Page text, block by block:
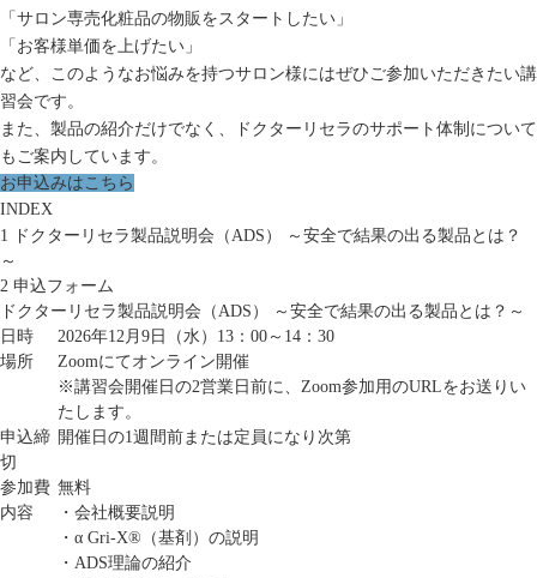
「サロン専売化粧品の物販をスタートしたい」
「お客様単価を上げたい」
など、このようなお悩みを持つサロン様にはぜひご参加いただきたい講
習会です。
また、製品の紹介だけでなく、
ドクターリセラのサポート体制 について
もご案内しています。
お申込みはこちら
INDEX
1 ドクターリセラ製品説明会（ADS） ～安全で結果の出る製品とは？
～
2 申込フォーム
ドクターリセラ製品説明会（ADS） ～安全で結果の出る製品とは？～
日時
2026年12月9日（水）13：00～14：30
場所
Zoomにてオンライン開催
※講習会開催日の2営業日前に、Zoom参加用のURLをお送りい
たします。
申込締
切
開催日の1週間前または定員になり次第
参加費 無料
内容
・会社概要説明
・α Gri-X®（基剤）の説明
・ADS理論の紹介